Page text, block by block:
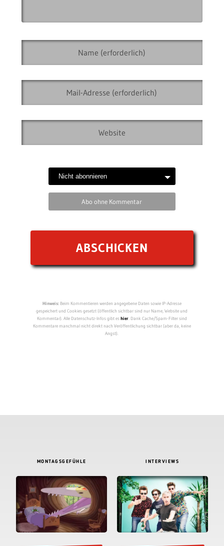
Abo ohne Kommentar
Hinweis:Beim Kommentieren werden angegebene Daten sowie IP-Adresse
gespeichert und Cookies gesetzt (öffentlich sichtbar sind nur Name, Website und
Kommentar). Alle Datenschutz-Infos gibt eshier. Dank Cache/Spam-Filter sind
Kommentare manchmal nicht direkt nach Veröffentlichung sichtbar (aber da, keine
Angst).
MONTAGSGEFÜHLE INTERVIEWS